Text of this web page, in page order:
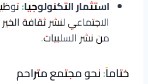
استثمار التكنولوجيا:
الاجتماعي لنشر ثقافة
من نشر السلبيات.
ختاماً: نحو مجتمع متراحم